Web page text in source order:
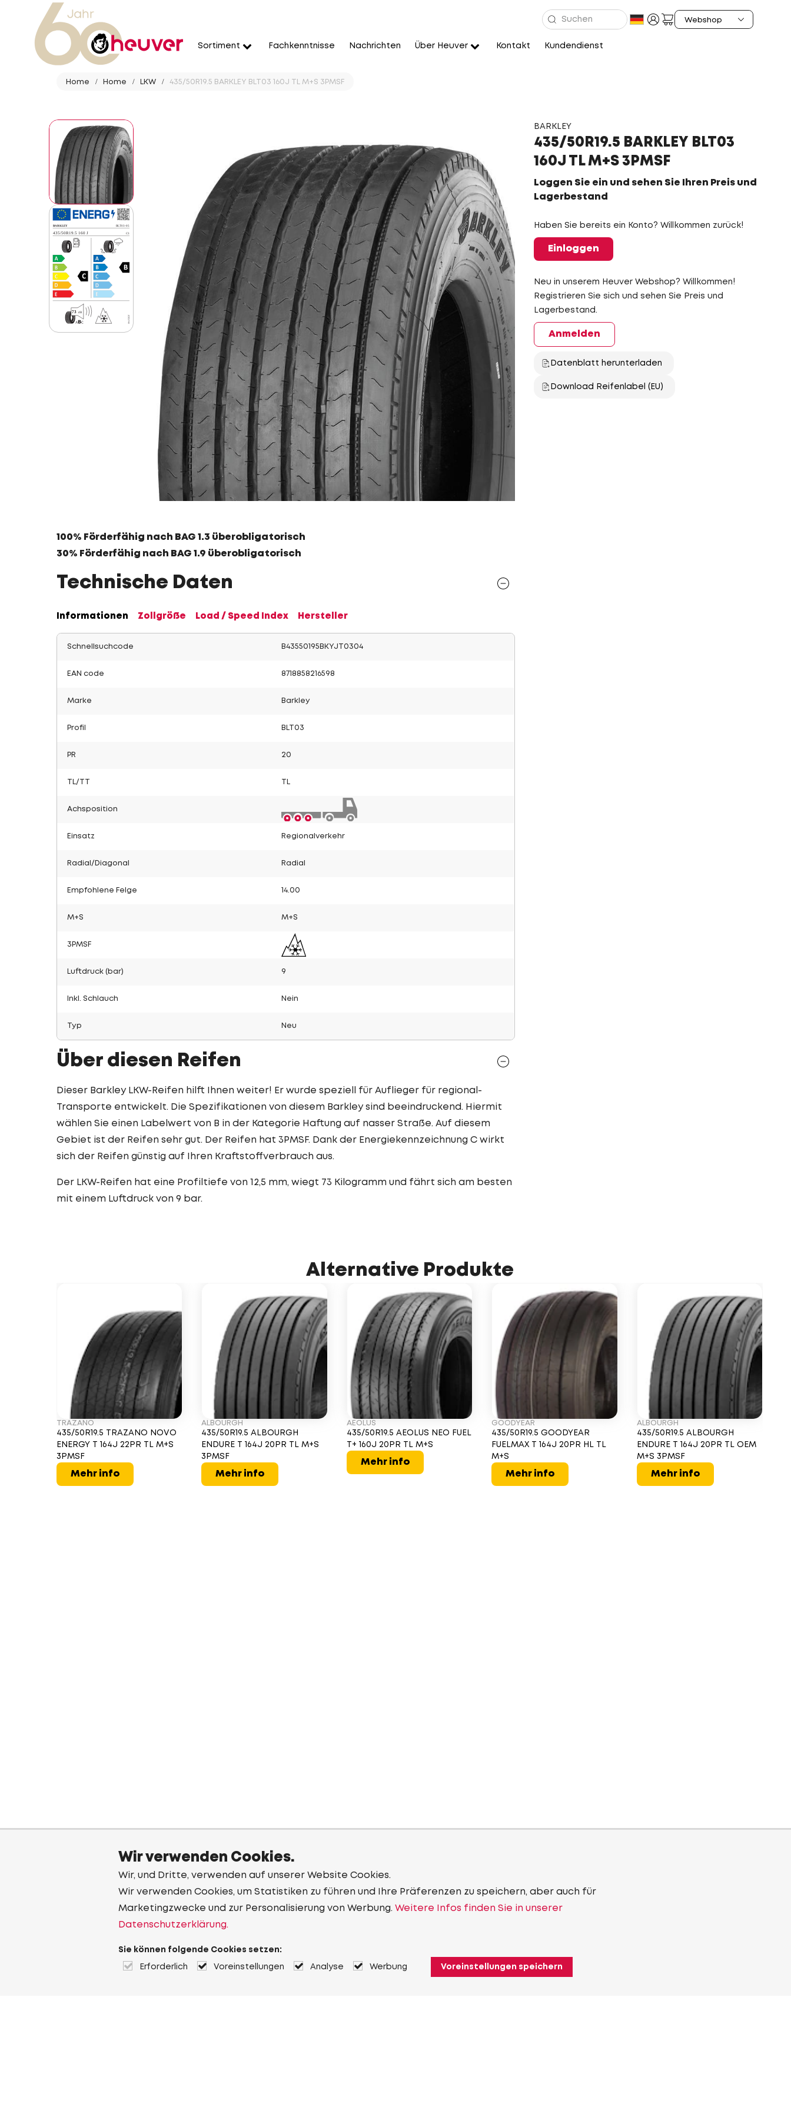
Sortiment Fachkenntnisse Nachrichten Über Heuver Kontakt Kundendienst
Home Home LKW 435/50R19.5 BARKLEY BLT03 160J TL M+S 3PMSF
BARKLEY
435/50R19.5 BARKLEY BLT03
160J TL M+S 3PMSF
Loggen Sie ein und sehen Sie Ihren Preis und
Lagerbestand
Haben Sie bereits ein Konto? Willkommen zurück!
Einloggen
Neu in unserem Heuver Webshop? Willkommen!
Registrieren Sie sich und sehen Sie Preis und
Lagerbestand.
Anmelden
Datenblatt herunterladen
Download Reifenlabel (EU)
100% Förderfähig nach BAG 1.3 überobligatorisch
30% Förderfähig nach BAG 1.9 überobligatorisch
Technische Daten
Informationen Zollgröße Load / Speed Index Hersteller
Schnellsuchcode B43550195BKYJT0304
EAN code 8718858216598
Marke Barkley
Profil BLT03
PR 20
TL/TT
Achsposition
Einsatz Regionalverkehr
Radial/Diagonal Radial
Empfohlene Felge 14.00
M+S M+S
3PMSF
Luftdruck (bar) 9
Inkl. Schlauch Nein
Typ Neu
Über diesen Reifen
Dieser Barkley LKW-Reifen hilft Ihnen weiter! Er wurde speziell für Auflieger für regional-
Transporte entwickelt. Die Spezifikationen von diesem Barkley sind beeindruckend. Hiermit
wählen Sie einen Labelwert von B in der Kategorie Haftung auf nasser Straße. Auf diesem
Gebiet ist der Reifen sehr gut. Der Reifen hat 3PMSF. Dank der Energiekennzeichnung C wirkt
sich der Reifen günstig auf Ihren Kraftstoffverbrauch aus.
Der LKW-Reifen hat eine Profiltiefe von 12,5 mm, wiegt 73 Kilogramm und fährt sich am besten
mit einem Luftdruck von 9 bar.
Alternative Produkte
TRAZANO
435/50R19.5 TRAZANO NOVO
ENERGY T 164J 22PR TL M+S
3PMSF
Mehr info
ALBOURGH
435/50R19.5 ALBOURGH
ENDURE T 164J 20PR TL M+S
3PMSF
Mehr info
AEOLUS
435/50R19.5 AEOLUS NEO FUEL
T+ 160J 20PR TL M+S
Mehr info
GOODYEAR
435/50R19.5 GOODYEAR
FUELMAX T 164J 20PR HL TL
M+S
Mehr info
ALBOURGH
435/50R19.5 ALBOURGH
ENDURE T 164J 20PR TL OEM
M+S 3PMSF
Mehr info
Wir verwenden Cookies.
Wir, und Dritte, verwenden auf unserer Website Cookies.
Wir verwenden Cookies, um Statistiken zu führen und Ihre Präferenzen zu speichern, aber auch für
Marketingzwecke und zur Personalisierung von Werbung. Weitere Infos finden Sie in unserer
Datenschutzerklärung.
Sie können folgende Cookies setzen:
Erforderlich Voreinstellungen Analyse Werbung Voreinstellungen speichern